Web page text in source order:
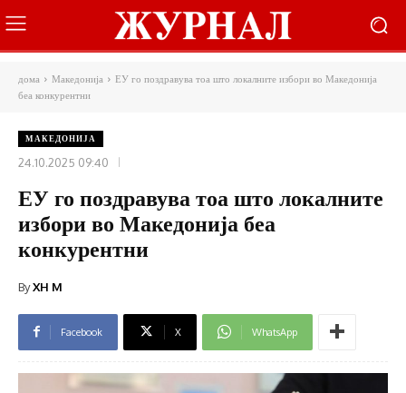
дома Македонија
ЕУ го поздравува тоа што локалните избори во Македонија
беа конкурентни
МАКЕДОНИЈА
24.10.2025 09:40
ЕУ го поздравува тоа што локалните
избори во Македонија беа
конкурентни
ByXH M
Facebook X WhatsApp